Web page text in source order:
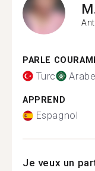
PARLE
Turc Arabe
APPREND
Espagnol
Je veux un